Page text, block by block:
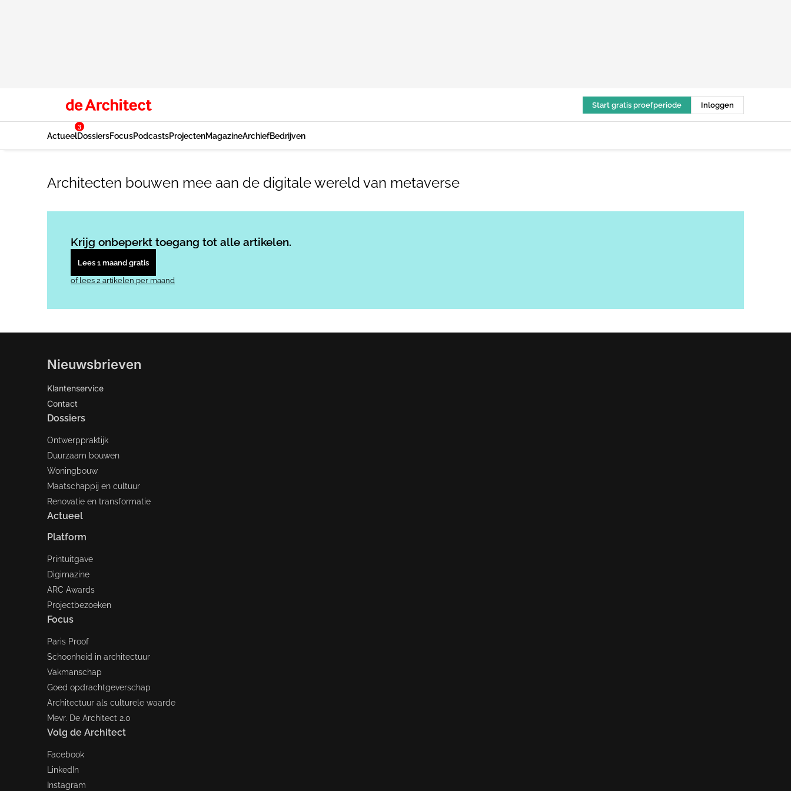
Start gratis proefperiode Inloggen
Actueel
3
DossiersFocusPodcastsProjectenMagazineArchiefBedrijven
Architecten bouwen mee aan de digitale wereld van metaverse
Krijg onbeperkt toegang tot alle artikelen.
Lees 1 maand gratis
of lees 2 artikelen per maand
Nieuwsbrieven
Klantenservice
Contact
Dossiers
Ontwerppraktijk
Duurzaam bouwen
Woningbouw
Maatschappij en cultuur
Renovatie en transformatie
Actueel
Platform
Printuitgave
Digimazine
ARC Awards
Projectbezoeken
Focus
Paris Proof
Schoonheid in architectuur
Vakmanschap
Goed opdrachtgeverschap
Architectuur als culturele waarde
Mevr. De Architect 2.0
Volg de Architect
Facebook
LinkedIn
Instagram